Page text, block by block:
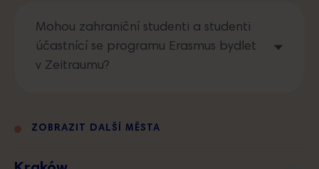
Mohou zahraniční studenti a studenti
účastnící se programu Erasmus bydlet
v Zeitraumu?
ZOBRAZIT DALŠÍ MĚSTA